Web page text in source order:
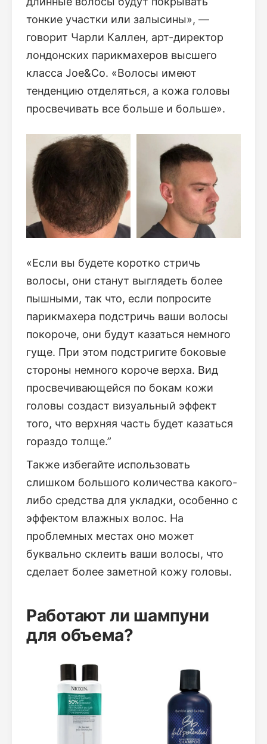
тонкие участки или залысины», —
говорит Чарли Каллен, арт-директор
лондонских парикмахеров высшего
класса Joe&Co. «Волосы имеют
тенденцию отделяться, а кожа головы
просвечивать все больше и больше».
«Если вы будете коротко стричь
волосы, они станут выглядеть более
пышными, так что, если попросите
парикмахера подстричь ваши волосы
покороче, они будут казаться немного
гуще. При этом подстригите боковые
стороны немного короче верха. Вид
просвечивающейся по бокам кожи
головы создаст визуальный эффект
того, что верхняя часть будет казаться
гораздо толще.”
Также избегайте использовать
слишком большого количества какого-
либо средства для укладки, особенно с
эффектом влажных волос. На
проблемных местах оно может
буквально склеить ваши волосы, что
сделает более заметной кожу головы.
Работают ли шампуни
для объема?